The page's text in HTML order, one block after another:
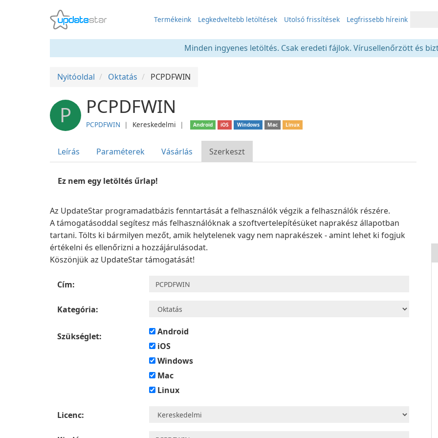
Termékeink Legkedveltebb letöltések Utolsó frissítések Legfrissebb híreink
Minden ingyenes letöltés. Csak eredeti fájlok. Vírusellenőrzött és
Nyitóoldal Oktatás PCPDFWIN
P PCPDFWIN
PCPDFWIN ❘ Kereskedelmi ❘ Android iOS Windows Mac Linux
Leírás Paraméterek Vásárlás Szerkeszt
Ez nem egy letöltés űrlap!
Az UpdateStar programadatbázis fenntartását a felhasználók végzik a felhasználók részére.
A támogatásoddal segítesz más felhasználóknak a szoftvertelepítésüket naprakész állapotban
tartani. Tölts ki bármilyen mezőt, amik helytelenek vagy nem naprakészek - amint lehet ki fogjuk
értékelni és ellenőrizni a hozzájárulásodat.
Köszönjük az UpdateStar támogatását!
Cím:
Kategória:
Szükséglet:
Android
iOS
Windows
Mac
Linux
Licenc: